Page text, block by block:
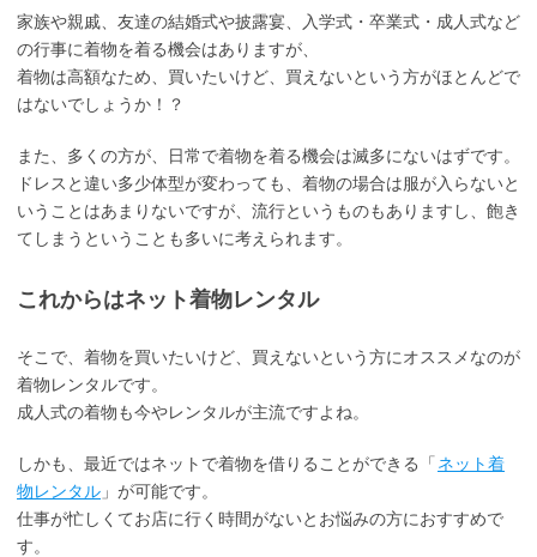
家族や親戚、友達の結婚式や披露宴、入学式・卒業式・成人式など
の行事に着物を着る機会はありますが、
着物は高額なため、買いたいけど、買えないという方がほとんどで
はないでしょうか！？
また、多くの方が、日常で着物を着る機会は滅多にないはずです。
ドレスと違い多少体型が変わっても、着物の場合は服が入らないと
いうことはあまりないですが、流行というものもありますし、飽き
てしまうということも多いに考えられます。
これからはネット着物レンタル
そこで、着物を買いたいけど、買えないという方にオススメなのが
着物レンタルです。
成人式の着物も今やレンタルが主流ですよね。
しかも、最近ではネットで着物を借りることができる「 ネット着
物レンタル 」が可能です。
仕事が忙しくてお店に行く時間がないとお悩みの方におすすめで
す。